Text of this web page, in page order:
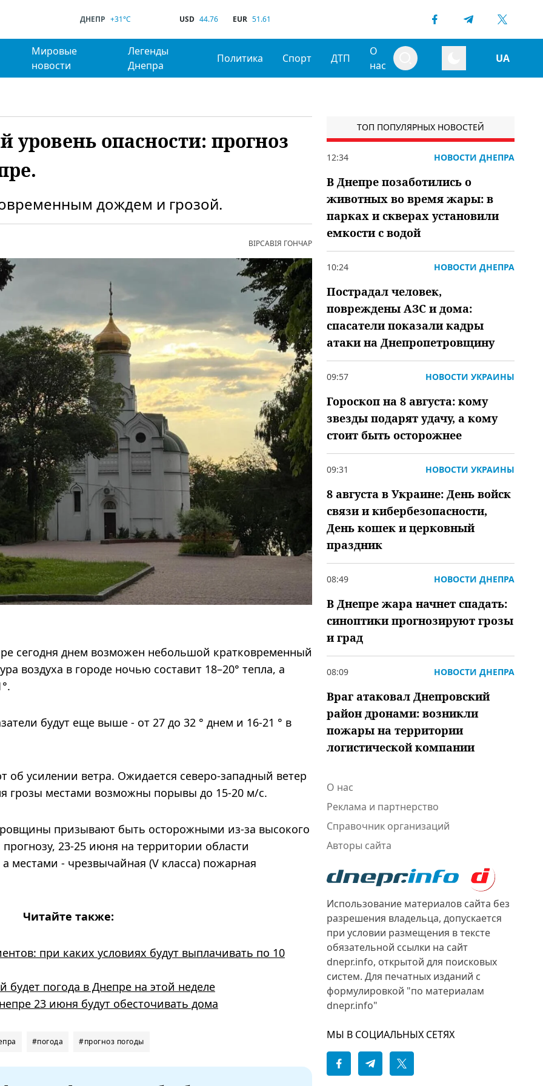
ДНЕПР +31°C USD 44.76 EUR 51.61
Мировые
новости
Легенды
Днепра
Политика Спорт ДТП
О
нас
UA
опасности: прогноз
дождем и грозой.
ВІРСАВІЯ ГОНЧАР
сегодня днем ​​возможен небольшой кратковременный
воздуха в городе ночью составит 18–20° тепла, а
будут еще выше - от 27 до 32 ° днем ​​и 16-21 ° в
об усилении ветра. Ожидается северо-западный ветер
грозы местами возможны порывы до 15-20 м/с.
призывают быть осторожными из-за высокого
23-25 ​​июня на территории области
а местами - чрезвычайная (V класса) пожарная
Читайте также:
при каких условиях будут выплачивать по 10
будет погода в Днепре на этой неделе
23 июня будут обесточивать дома
#погода #прогноз погоды
ТОП ПОПУЛЯРНЫХ НОВОСТЕЙ
12:34 НОВОСТИ ДНЕПРА
В Днепре позаботились о
животных во время жары: в
парках и скверах установили
емкости с водой
10:24 НОВОСТИ ДНЕПРА
Пострадал человек,
повреждены АЗС и дома:
спасатели показали кадры
атаки на Днепропетровщину
09:57 НОВОСТИ УКРАИНЫ
Гороскоп на 8 августа: кому
звезды подарят удачу, а кому
стоит быть осторожнее
09:31 НОВОСТИ УКРАИНЫ
8 августа в Украине: День войск
связи и кибербезопасности,
День кошек и церковный
праздник
08:49 НОВОСТИ ДНЕПРА
В Днепре жара начнет спадать:
синоптики прогнозируют грозы
и град
08:09 НОВОСТИ ДНЕПРА
Враг атаковал Днепровский
район дронами: возникли
пожары на территории
логистической компании
О нас
Реклама и партнерство
Справочник организаций
Авторы сайта
Использование материалов сайта без
разрешения владельца, допускается
при условии размещения в тексте
обязательной ссылки на сайт
dnepr.info, открытой для поисковых
систем. Для печатных изданий с
формулировкой "по материалам
dnepr.info"
МЫ В СОЦИАЛЬНЫХ СЕТЯХ